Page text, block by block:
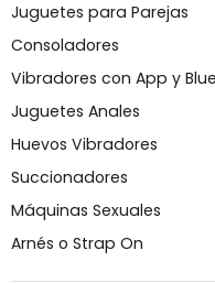
Juguetes para Parejas
Consoladores
Vibradores con App y
Juguetes Anales
Huevos Vibradores
Succionadores
Máquinas Sexuales
Arnés o Strap On